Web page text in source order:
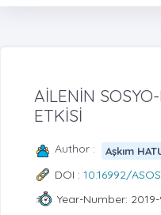
AİLENİN
ETKİSİ
Author : Aşkım
DOI : 10.16992/
Year-Number: